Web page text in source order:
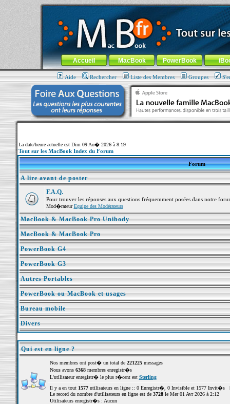
MacBook-fr.com : 100% Apple... 100% nomade !
Aller au contenu-Aller au menu général-Aller au menu de
Menu général
Accueil MacBook PowerBook
Aide Rechercher Liste des Membres Groupes
La date/heure actuelle est Dim 09 Ao� 2026 à 8:19
Tout sur les MacBook Index du Forum
Forum
A lire avant de poster
F.A.Q.
Pour trouver les réponses aux questions fréquemment posées dans notre
Mod�rateurEquipe des Modérateurs
MacBook & MacBook Pro Unibody
MacBook & MacBook Pro
PowerBook G4
PowerBook G3
Autres Portables
PowerBook ou MacBook et usages
Bureau mobile
Divers
Qui est en ligne ?
Nos membres ont post� un total de 221225messages
Nous avons 6368membres enregistr�s
L'utilisateur enregistr� le plus r�cent est Sterling
Il y a en tout 1577utilisateurs en ligne :: 0 Enregistr�, 0 Invisible et 1577 Invit�s
Le record du nombre d'utilisateurs en ligne est de 3728le Mer 01 Avr 2026 à 2:12
Utilisateurs enregistr�s : Aucun